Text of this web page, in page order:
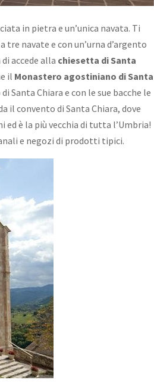
in pietra e un’unica navata. Ti
tre navate e con un’urna d’argento
accede alla chiesetta di Santa
il Monastero agostiniano di Santa
Santa Chiara e con le sue bacche le
il convento di Santa Chiara, dove
ed è la più vecchia di tutta l’Umbria!
e negozi di prodotti tipici.